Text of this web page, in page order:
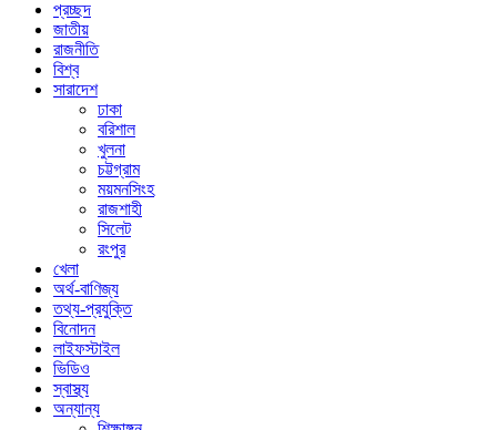
প্রচ্ছদ
জাতীয়
রাজনীতি
বিশ্ব
সারাদেশ
ঢাকা
বরিশাল
খুলনা
চট্টগ্রাম
ময়মনসিংহ
রাজশাহী
সিলেট
রংপুর
খেলা
অর্থ-বাণিজ্য
তথ্য-প্রযুক্তি
বিনোদন
লাইফস্টাইল
ভিডিও
স্বাস্থ্য
অন্যান্য